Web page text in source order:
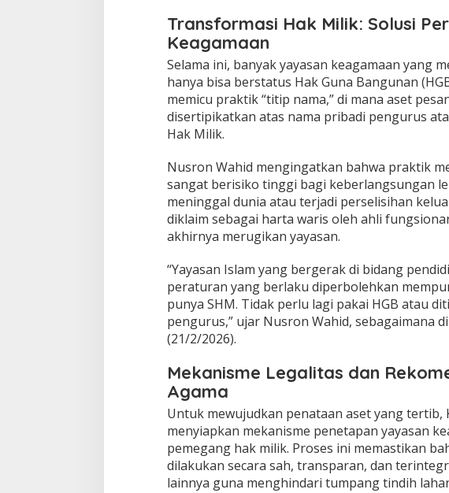
r
E
a
T
i
t
i
p
a
m
a
P
e
n
u
r
u
s
y
a
g
e
r
i
i
k
o
Transformasi Hak Milik: Solusi
Keagamaan
​Selama ini, banyak yayasan keagamaan yang
hanya bisa berstatus Hak Guna Bangunan
memicu praktik “titip nama,” di mana aset
disertipikatkan atas nama pribadi pengurus
Hak Milik.
​Nusron Wahid mengingatkan bahwa praktik
sangat berisiko tinggi bagi keberlangsungan
meninggal dunia atau terjadi perselisihan
diklaim sebagai harta waris oleh ahli
akhirnya merugikan yayasan.
​“Yayasan Islam yang bergerak di bidang
peraturan yang berlaku diperbolehkan
punya SHM. Tidak perlu lagi pakai HGB atau
pengurus,” ujar Nusron Wahid, sebagaimana
(21/2/2026).
Mekanisme Legalitas dan
Agama
​Untuk mewujudkan penataan aset yang tertib,
menyiapkan mekanisme penetapan yayasan
pemegang hak milik. Proses ini memastikan
dilakukan secara sah, transparan, dan
lainnya guna menghindari tumpang tindih